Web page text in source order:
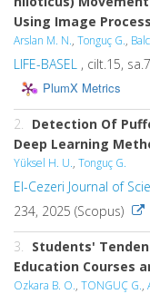
Using Image
Arslan M. N., Tonguç G.,
LIFE-BASEL , cilt.15,
PlumX Metrics
2.
Detection Of
Deep Learning
Yüksel H. U., Tonguç G.
El-Cezeri Journal of
234, 2025 (Scopus)
3.
Students'
Education Courses
Ozkara B. O., TONGUÇ G.,